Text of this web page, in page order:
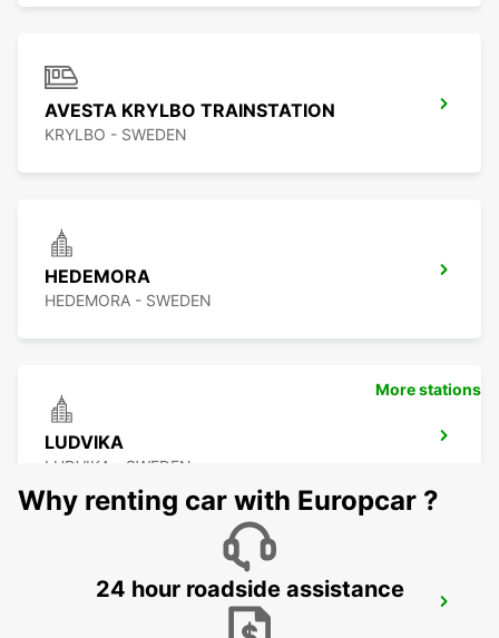
AVESTA KRYLBO TRAINSTATION
KRYLBO - SWEDEN
HEDEMORA
HEDEMORA - SWEDEN
LUDVIKA
LUDVIKA - SWEDEN
More stations
Why renting car with Europcar ?
24 hour roadside assistance